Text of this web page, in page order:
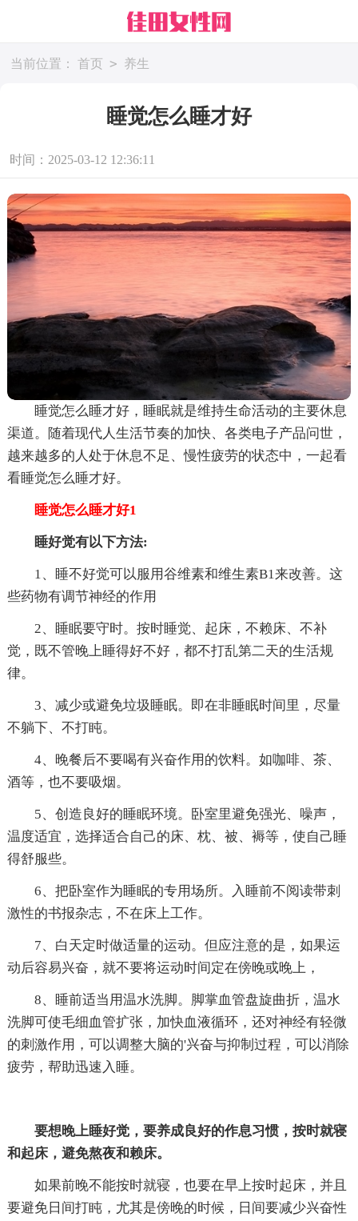
当前位置： 首页 > 养生
睡觉怎么睡才好
时间：2025-03-12 12:36:11
睡觉怎么睡才好，睡眠就是维持生命活动的主要休息
渠道。随着现代人生活节奏的加快、各类电子产品问世，
越来越多的人处于休息不足、慢性疲劳的状态中，一起看
看睡觉怎么睡才好。
睡觉怎么睡才好1
睡好觉有以下方法:
1、睡不好觉可以服用谷维素和维生素B1来改善。这
些药物有调节神经的作用
2、睡眠要守时。按时睡觉、起床，不赖床、不补
觉，既不管晚上睡得好不好，都不打乱第二天的生活规
律。
3、减少或避免垃圾睡眠。即在非睡眠时间里，尽量
不躺下、不打盹。
4、晚餐后不要喝有兴奋作用的饮料。如咖啡、茶、
酒等，也不要吸烟。
5、创造良好的睡眠环境。卧室里避免强光、噪声，
温度适宜，选择适合自己的床、枕、被、褥等，使自己睡
得舒服些。
6、把卧室作为睡眠的专用场所。入睡前不阅读带刺
激性的书报杂志，不在床上工作。
7、白天定时做适量的运动。但应注意的是，如果运
动后容易兴奋，就不要将运动时间定在傍晚或晚上，
8、睡前适当用温水洗脚。脚掌血管盘旋曲折，温水
洗脚可使毛细血管扩张，加快血液循环，还对神经有轻微
的刺激作用，可以调整大脑的'兴奋与抑制过程，可以消除
疲劳，帮助迅速入睡。
要想晚上睡好觉，要养成良好的作息习惯，按时就寝
和起床，避免熬夜和赖床。
如果前晚不能按时就寝，也要在早上按时起床，并且
要避免日间打盹，尤其是傍晚的时候，日间要减少兴奋性